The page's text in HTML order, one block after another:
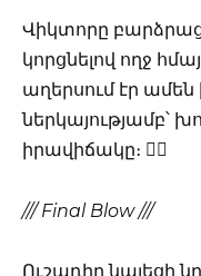
Վիկտորը
կորցնելով ողջ
աղերսում էր ամեն
ներկայությամբ՝
իրավիճակը։ 🏃‍♂️
/// Final Blow ///
Ուշադիր նայեցի